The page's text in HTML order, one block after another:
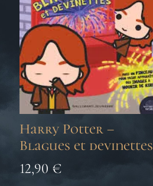
Harry Potter –
Blagues et devinettes
12,90 €